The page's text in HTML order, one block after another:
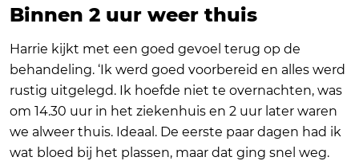
Binnen 2 uur weer thuis
Harrie kijkt met een goed gevoel terug op de
behandeling. ‘Ik werd goed voorbereid en alles werd
rustig uitgelegd. Ik hoefde niet te overnachten, was
om 14.30 uur in het ziekenhuis en 2 uur later waren
we alweer thuis. Ideaal. De eerste paar dagen had ik
wat bloed bij het plassen, maar dat ging snel weg.